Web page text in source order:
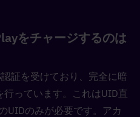
をチャージするのは
証を受けており、完全に暗
っています。これはUID直
UIDのみが必要です。アカ